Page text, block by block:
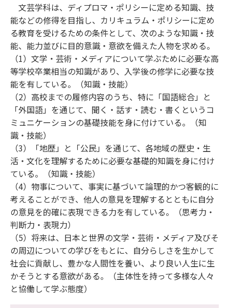
文芸学科は、ディプロマ・ポリシーに定める知識、技
能などの修得を目指し、カリキュラム・ポリシーに定め
る教育を受けるための条件として、次のような知識・技
能、能力並びに目的意識・意欲を備えた人物を求める。
（1）文学・芸術・メディアについて学ぶために必要な高
等学校卒業相当の知識があり、入学後の修学に必要な技
能を有している。（知識・技能）
（2）高校までの履修内容のうち、特に「国語総合」と
「外国語」を通じて、聞く・話す・読む・書くというコ
ミュニケーションの基礎技能を身に付けている。（知
識・技能）
（3）「地歴」と「公民」を通じて、各地域の歴史・生
活・文化を理解するために必要な基礎的知識を身に付け
ている。（知識・技能）
（4）物事について、事実に基づいて論理的かつ客観的に
考えることができ、他人の意見を理解するとともに自分
の意見を的確に表現できる力を有している。（思考力・
判断力・表現力）
（5）将来は、日本と世界の文学・芸術・メディア及びそ
の周辺についての学びをもとに、自分らしさを生かして
社会に貢献し、豊かな人間性を養い、より良い人生に生
かそうとする意欲がある。（主体性を持って多様な人々
と協働して学ぶ態度）